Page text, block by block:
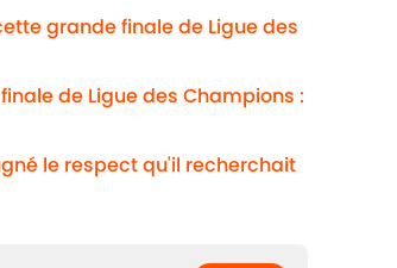
grande finale de Ligue des
de Ligue des Champions :
le respect qu'il recherchait